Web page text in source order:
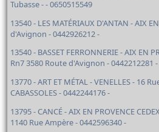
Tubasse - - 0650515549
13540 - LES MATÉRIAUX D'ANTAN - AIX
d'Avignon - 0442926212 -
13540 - BASSET FERRONNERIE - AIX EN
Rn7 3580 Route d'Avignon - 0442212281 -
13770 - ART ET MÉTAL - VENELLES - 16
CABASSOLES - 0442244176 -
13795 - CANCÉ - AIX EN PROVENCE
1140 Rue Ampère - 0442596340 -